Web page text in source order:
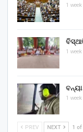
1
1
1
PREV NEXT 1 of